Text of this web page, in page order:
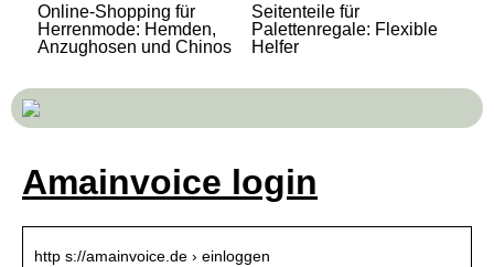
Online-Shopping für
Herrenmode: Hemden,
Anzughosen und Chinos
Seitenteile für
Palettenregale: Flexible
Helfer
Amainvoice login
http s://amainvoice.de › einloggen